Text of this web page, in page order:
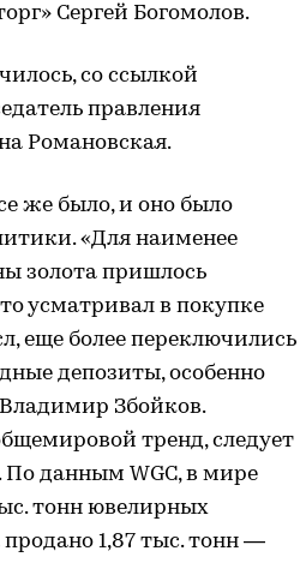
Сергей Богомолов.
со ссылкой
правления
Романовская.
же было, и оно было
«Для наименее
золота пришлось
усматривал в покупке
еще более переключились
депозиты, особенно
Владимир Збойков.
тренд, следует
По данным WGC, в мире
тонн ювелирных
1,87 тыс. тонн —